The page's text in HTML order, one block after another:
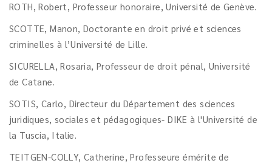
ROTH, Robert, Professeur honoraire, Université de Genève.
SCOTTE, Manon, Doctorante en droit privé et sciences
criminelles à l’Université de Lille.
SICURELLA, Rosaria, Professeur de droit pénal, Université
de Catane.
SOTIS, Carlo, Directeur du Département des sciences
juridiques, sociales et pédagogiques- DIKE à l'Université de
la Tuscia, Italie.
TEITGEN-COLLY, Catherine, Professeure émérite de